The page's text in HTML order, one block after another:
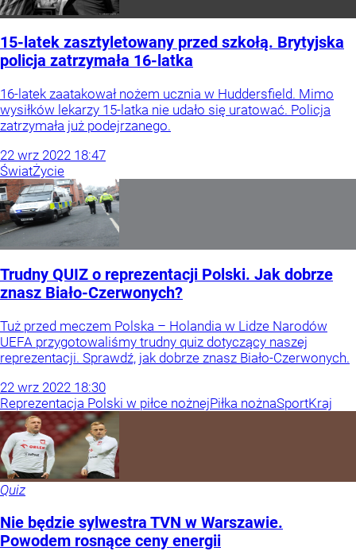
15-latek zasztyletowany przed szkołą. Brytyjska
policja zatrzymała 16-latka
16-latek zaatakował nożem ucznia w Huddersfield. Mimo
wysiłków lekarzy 15-latka nie udało się uratować. Policja
zatrzymała już podejrzanego.
22 wrz 2022 18:47
ŚwiatŻycie
Trudny QUIZ o reprezentacji Polski. Jak dobrze
znasz Biało-Czerwonych?
Tuż przed meczem Polska – Holandia w Lidze Narodów
UEFA przygotowaliśmy trudny quiz dotyczący naszej
reprezentacji. Sprawdź, jak dobrze znasz Biało-Czerwonych.
22 wrz 2022 18:30
Reprezentacja Polski w piłce nożnejPiłka nożnaSportKraj
Quiz
Nie będzie sylwestra TVN w Warszawie.
Powodem rosnące ceny energii